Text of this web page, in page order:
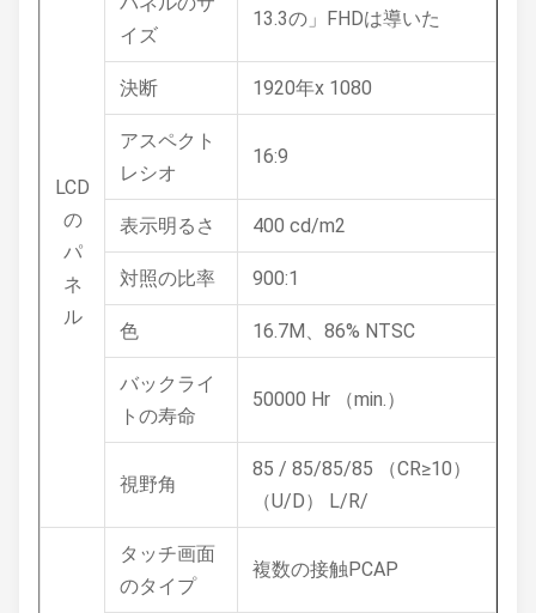
LCD
の
パ
ネ
ル
イズ
13.3の」FHDは導いた
決断 1920年x 1080
アスペクト
レシオ
16:9
表示明るさ 400 cd/m2
対照の比率 900:1
色 16.7M、86% NTSC
バックライ
トの寿命
50000 Hr （min.）
視野角
85 / 85/85/85 （CR≥10）
（U/D） L/R/
タッチ画面
のタイプ
複数の接触PCAP